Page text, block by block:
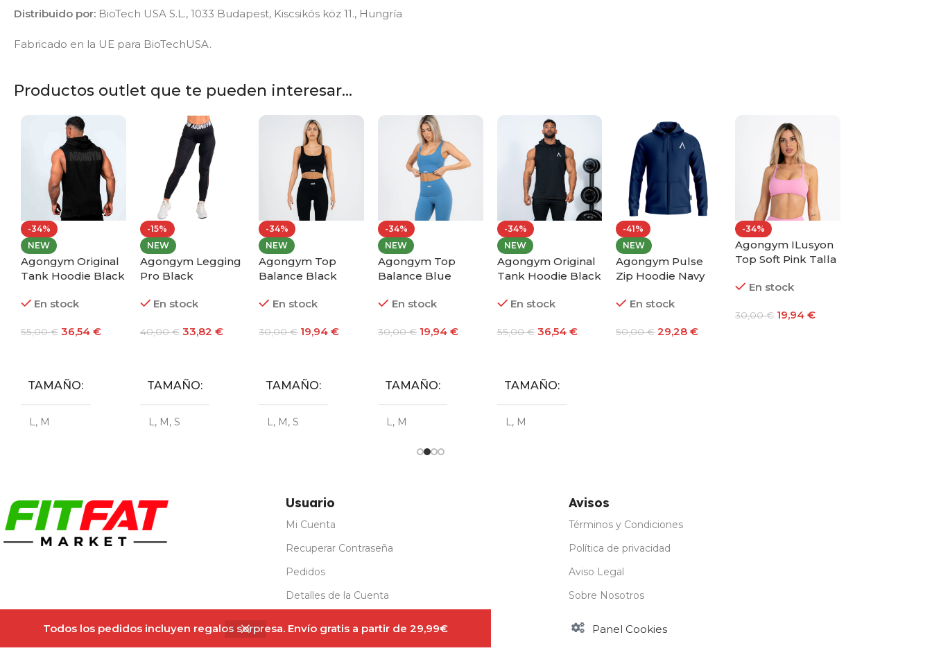
Todos los pedidos incluyen regalos sorpresa. Envío gratis a partir de 29,99€
Distribuido por: BioTech USA S.L., 1033 Budapest, Kiscsikós köz 11., Hungría
Fabricado en la UE para BioTechUSA.
Productos outlet que te pueden interesar...
-34%
NEW
Agongym Original
Tank Hoodie Black
En stock
55,00€ 36,54 €
TAMAÑO
L, M
-15%
NEW
Agongym Legging
Pro Black
En stock
40,00€ 33,82 €
TAMAÑO
L, M, S
-34%
NEW
Agongym Top
Balance Black
En stock
30,00€ 19,94€
TAMAÑO
L, M,S
-34%
NEW
Agongym Top
Balance Blue
En stock
30,00€ 19,94€
TAMAÑO
L, M
-34%
NEW
Agongym Original
Tank Hoodie Black
En stock
55,00€ 36,54 €
TAMAÑO
L, M
-41%
NEW
Agongym Pulse
Zip Hoodie Navy
En stock
50,00€ 29,28€
-34%
Agongym ILusyon
Top Soft Pink Talla
En stock
30,00€ 19,94€
Usuario
Mi Cuenta
Recuperar Contraseña
Pedidos
Detalles de la Cuenta
Avisos
Términos y Condiciones
Política de privacidad
Aviso Legal
Sobre Nosotros
Panel Cookies